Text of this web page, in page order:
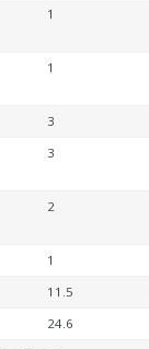
1
1
3
3
2
1
11.5
24.6